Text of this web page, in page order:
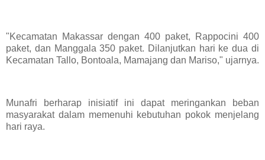
"Kecamatan Makassar dengan 400 paket, Rappocini 400
paket, dan Manggala 350 paket. Dilanjutkan hari ke dua di
Kecamatan Tallo, Bontoala, Mamajang dan Mariso," ujarnya.
Munafri berharap inisiatif ini dapat meringankan beban
masyarakat dalam memenuhi kebutuhan pokok menjelang
hari raya.